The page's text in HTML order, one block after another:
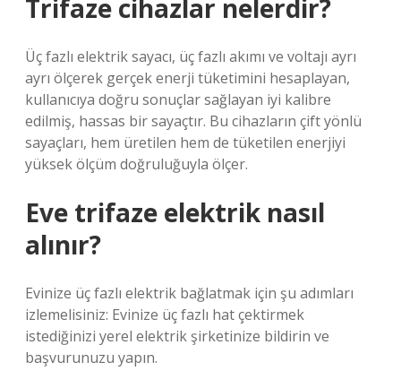
Trifaze cihazlar nelerdir?
Üç fazlı elektrik sayacı, üç fazlı akımı ve voltajı ayrı
ayrı ölçerek gerçek enerji tüketimini hesaplayan,
kullanıcıya doğru sonuçlar sağlayan iyi kalibre
edilmiş, hassas bir sayaçtır. Bu cihazların çift yönlü
sayaçları, hem üretilen hem de tüketilen enerjiyi
yüksek ölçüm doğruluğuyla ölçer.
Eve trifaze elektrik nasıl
alınır?
Evinize üç fazlı elektrik bağlatmak için şu adımları
izlemelisiniz: Evinize üç fazlı hat çektirmek
istediğinizi yerel elektrik şirketinize bildirin ve
başvurunuzu yapın.